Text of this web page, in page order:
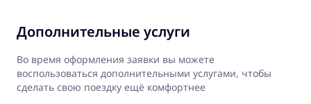
Дополнительные услуги
Во время оформления заявки вы можете
воспользоваться дополнительными услугами, чтобы
сделать свою поездку ещё комфортнее